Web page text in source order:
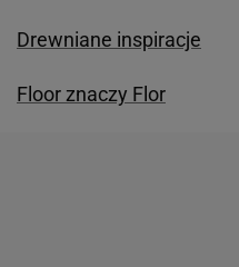
Drewniane inspiracje
Floor znaczy Flor